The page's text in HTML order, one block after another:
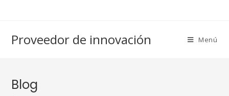
Proveedor de innovación Menú
Blog